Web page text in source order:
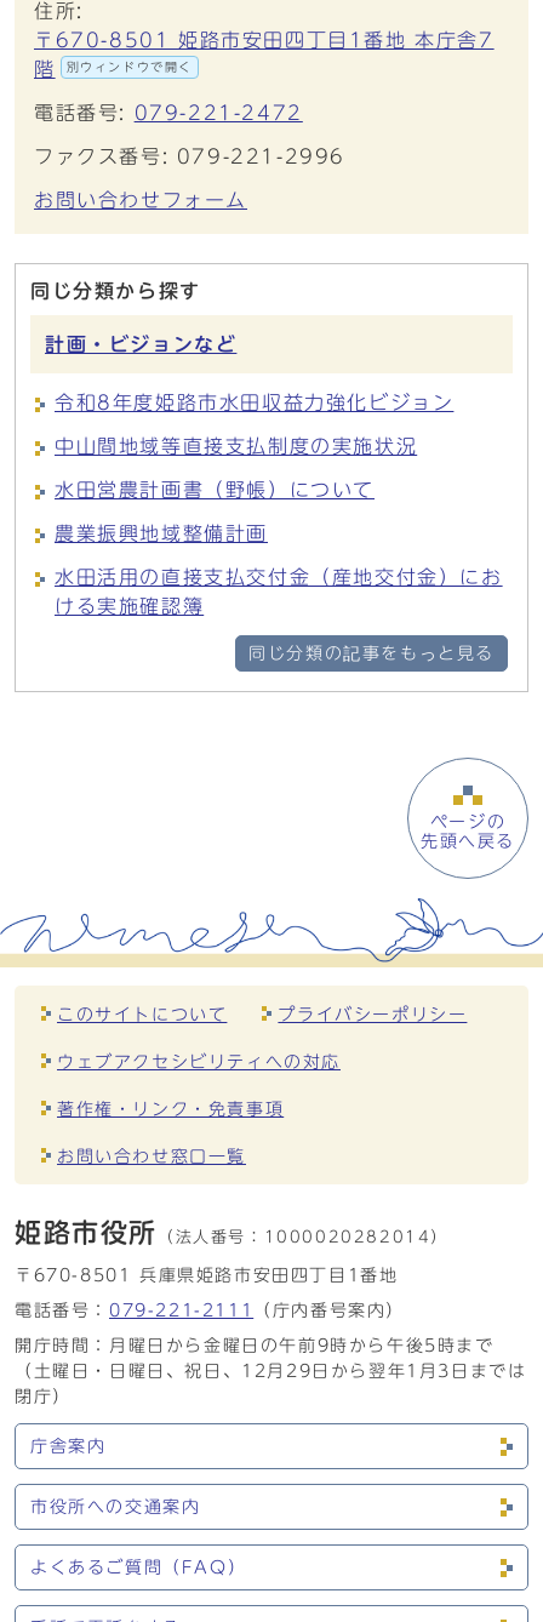
住所:
〒670-8501 姫路市安田四丁目1番地 本庁舎7
階
別ウィンドウで開く
電話番号: 079-221-2472
ファクス番号: 079-221-2996
お問い合わせフォーム
同じ分類から探す
計画・ビジョンなど
令和8年度姫路市水田収益力強化ビジョン
中山間地域等直接支払制度の実施状況
水田営農計画書（野帳）について
農業振興地域整備計画
水田活用の直接支払交付金（産地交付金）にお
ける実施確認簿
同じ分類の記事をもっと見る
ページの
先頭へ戻る
このサイトについて プライバシーポリシー
ウェブアクセシビリティへの対応
著作権・リンク・免責事項
お問い合わせ窓口一覧
姫路市役所 （法人番号： 1000020282014）
〒670-8501 兵庫県姫路市安田四丁目1番地
電話番号： 079-221-2111
（庁内番号案内）
開庁時間：月曜日から金曜日の午前9時から午後5時まで
（土曜日・日曜日、祝日、12月29日から翌年1月3日までは
閉庁）
庁舎案内
市役所への交通案内
よくあるご質問（FAQ）